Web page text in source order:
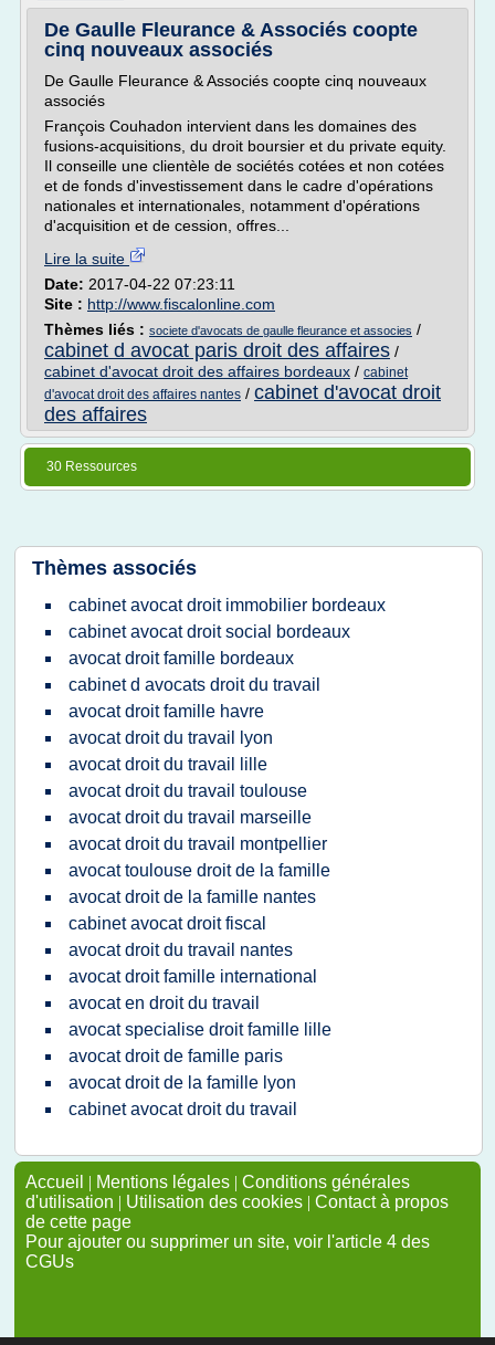
De Gaulle Fleurance & Associés coopte
cinq nouveaux associés
De Gaulle Fleurance & Associés coopte cinq nouveaux
associés
François Couhadon intervient dans les domaines des
fusions-acquisitions, du droit boursier et du private equity.
Il conseille une clientèle de sociétés cotées et non cotées
et de fonds d'investissement dans le cadre d'opérations
nationales et internationales, notamment d'opérations
d'acquisition et de cession, offres...
Lire la suite
Date: 2017-04-22 07:23:11
Site : http://www.fiscalonline.com
Thèmes liés : societe d'avocats de gaulle fleurance et associes /
cabinet d avocat paris droit des affaires /
cabinet d'avocat droit des affaires bordeaux / cabinet
d'avocat droit des affaires nantes / cabinet d'avocat droit
des affaires
30 Ressources
Thèmes associés
cabinet avocat droit immobilier bordeaux
cabinet avocat droit social bordeaux
avocat droit famille bordeaux
cabinet d avocats droit du travail
avocat droit famille havre
avocat droit du travail lyon
avocat droit du travail lille
avocat droit du travail toulouse
avocat droit du travail marseille
avocat droit du travail montpellier
avocat toulouse droit de la famille
avocat droit de la famille nantes
cabinet avocat droit fiscal
avocat droit du travail nantes
avocat droit famille international
avocat en droit du travail
avocat specialise droit famille lille
avocat droit de famille paris
avocat droit de la famille lyon
cabinet avocat droit du travail
Accueil | Mentions légales | Conditions générales
d'utilisation | Utilisation des cookies | Contact à propos
de cette page
Pour ajouter ou supprimer un site, voir l'article 4 des
CGUs